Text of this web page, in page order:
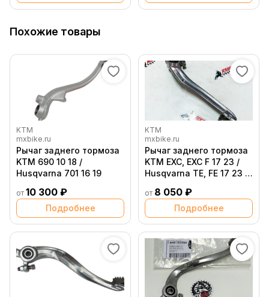
Похожие товары
KTM
mxbike.ru
Рычаг заднего тормоза
KTM 690 10 18 /
Husqvarna 701 16 19
от 10 300 ₽
Подробнее
KTM
mxbike.ru
Рычаг заднего тормоза
KTM EXC, EXC F 17 23 /
Husqvarna TE, FE 17 23 /
от 8 050 ₽
Подробнее